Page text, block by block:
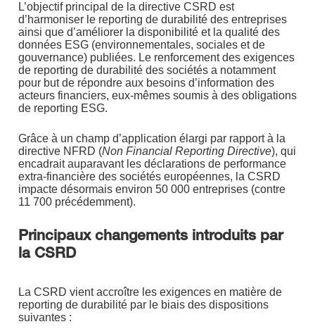
L’objectif principal de la directive CSRD est
d’harmoniser le reporting de durabilité des entreprises
ainsi que d’améliorer la disponibilité et la qualité des
données ESG (environnementales, sociales et de
gouvernance) publiées. Le renforcement des exigences
de reporting de durabilité des sociétés a notamment
pour but de répondre aux besoins d’information des
acteurs financiers, eux-mêmes soumis à des obligations
de reporting ESG.
Grâce à un champ d’application élargi par rapport à la
directive NFRD (Non Financial Reporting Directive), qui
encadrait auparavant les déclarations de performance
extra-financière des sociétés européennes, la CSRD
impacte désormais environ 50 000 entreprises (contre
11 700 précédemment).
Principaux changements introduits par
la CSRD
La CSRD vient accroître les exigences en matière de
reporting de durabilité par le biais des dispositions
suivantes :